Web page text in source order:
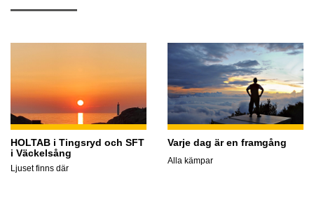
HOLTAB i Tingsryd och SFT
i Väckelsång
Ljuset finns där
Varje dag är en framgång
Alla kämpar